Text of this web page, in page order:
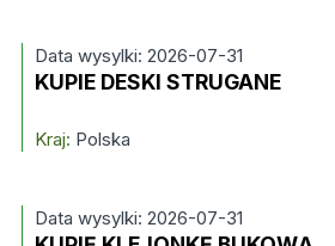
Data wysylki: 2026-07-31
KUPIE DESKI STRUGANE
Kraj: Polska
Data wysylki: 2026-07-31